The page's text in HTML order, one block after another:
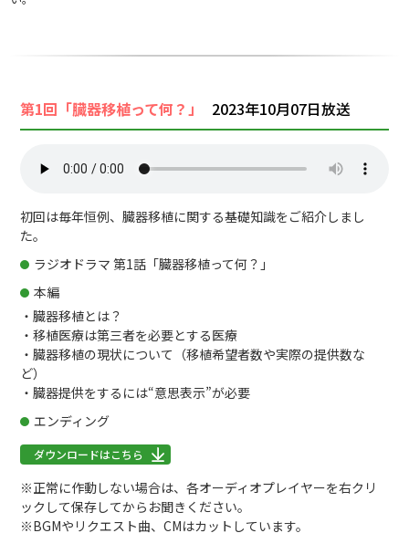
第1回「臓器移植って何？」 2023年10月07日放送
初回は毎年恒例、臓器移植に関する基礎知識をご紹介しまし
た。
ラジオドラマ 第1話「臓器移植って何？」
本編
・臓器移植とは？
・移植医療は第三者を必要とする医療
・臓器移植の現状について（移植希望者数や実際の提供数な
ど）
・臓器提供をするには“意思表示”が必要
エンディング
ダウンロードはこちら
※正常に作動しない場合は、各オーディオプレイヤーを右クリ
ックして保存してからお聞きください。
※BGMやリクエスト曲、CMはカットしています。